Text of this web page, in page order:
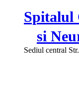
Spitalul
si
Sediul central